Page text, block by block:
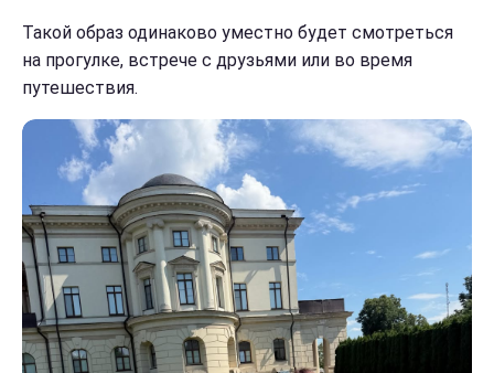
Такой образ одинаково уместно будет смотреться
на прогулке, встрече с друзьями или во время
путешествия.